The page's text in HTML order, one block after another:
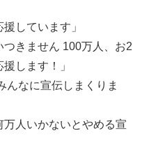
しています」
つきません 100万人、お2
します！」
んなに宣伝しまくりま
人いかないとやめる宣